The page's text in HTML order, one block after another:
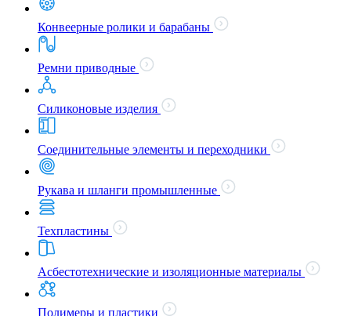
Конвеерные ролики и барабаны
Ремни приводные
Силиконовые изделия
Соединительные элементы и переходники
Рукава и шланги промышленные
Техпластины
Асбестотехнические и изоляционные материалы
Полимеры и пластики